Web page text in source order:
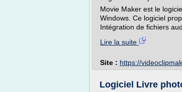
Movie Maker est le
Windows. Ce logiciel
Intégration de fichiers
Lire la suite
Site : https://
Logiciel Livre